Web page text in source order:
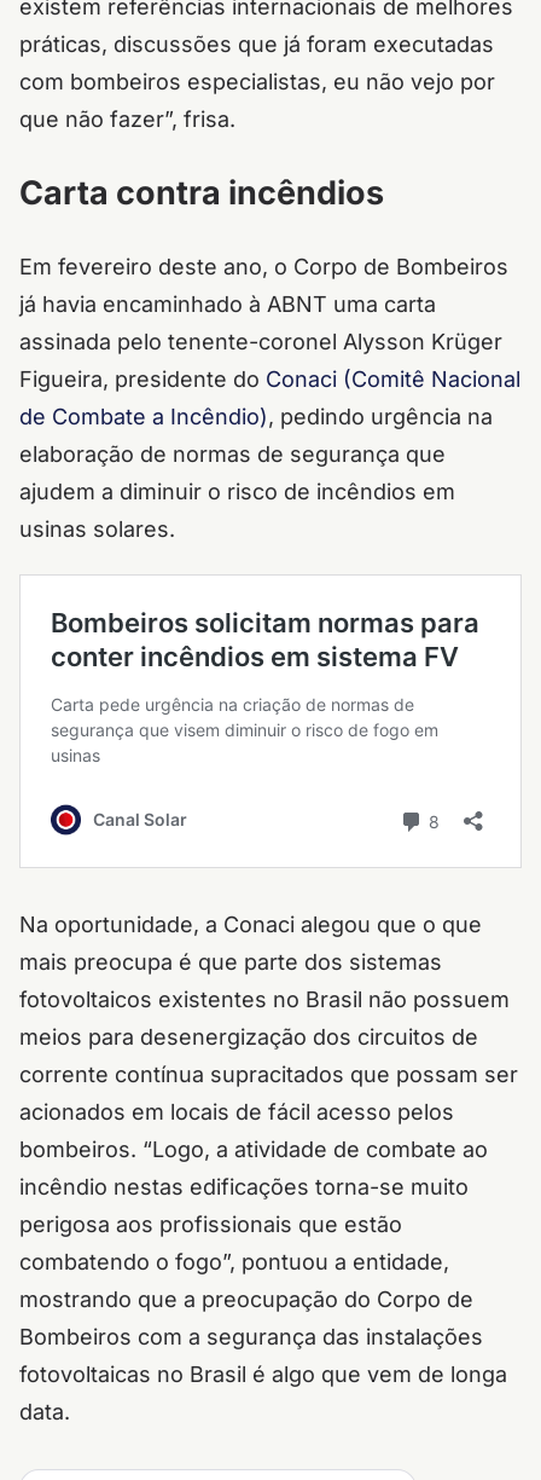
existem referências internacionais de melhores
práticas, discussões que já foram executadas
com bombeiros especialistas, eu não vejo por
que não fazer”, frisa.
Carta contra incêndios
Em fevereiro deste ano, o Corpo de Bombeiros
já havia encaminhado à ABNT uma carta
assinada pelo tenente-coronel Alysson Krüger
Figueira, presidente do Conaci (Comitê Nacional
de Combate a Incêndio), pedindo urgência na
elaboração de normas de segurança que
ajudem a diminuir o risco de incêndios em
usinas solares.
Na oportunidade, a Conaci alegou que o que
mais preocupa é que parte dos sistemas
fotovoltaicos existentes no Brasil não possuem
meios para desenergização dos circuitos de
corrente contínua supracitados que possam ser
acionados em locais de fácil acesso pelos
bombeiros. “Logo, a atividade de combate ao
incêndio nestas edificações torna-se muito
perigosa aos profissionais que estão
combatendo o fogo”, pontuou a entidade,
mostrando que a preocupação do Corpo de
Bombeiros com a segurança das instalações
fotovoltaicas no Brasil é algo que vem de longa
data.